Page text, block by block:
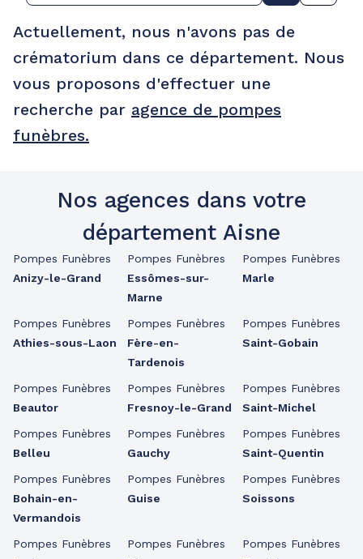
Actuellement, nous n'avons pas de
crématorium dans ce département. Nous
vous proposons d'effectuer une
recherche par agence de pompes
funèbres.
Nos agences dans votre
département Aisne
Pompes Funèbres
Anizy-le-Grand
Pompes Funèbres
Athies-sous-Laon
Pompes Funèbres
Beautor
Pompes Funèbres
Belleu
Pompes Funèbres
Bohain-en-
Vermandois
Pompes Funèbres
Pompes Funèbres
Essômes-sur-
Marne
Pompes Funèbres
Fère-en-
Tardenois
Pompes Funèbres
Fresnoy-le-Grand
Pompes Funèbres
Gauchy
Pompes Funèbres
Guise
Pompes Funèbres
Pompes Funèbres
Marle
Pompes Funèbres
Saint-Gobain
Pompes Funèbres
Saint-Michel
Pompes Funèbres
Saint-Quentin
Pompes Funèbres
Soissons
Pompes Funèbres